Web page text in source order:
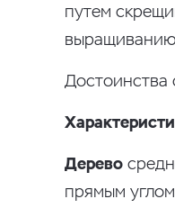
путем
Достоинства
Дерево
прямым